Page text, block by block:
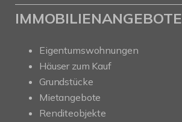
IMMOBILIENANGEBOTE
Eigentumswohnungen
Häuser zum Kauf
Grundstücke
Mietangebote
Renditeobjekte